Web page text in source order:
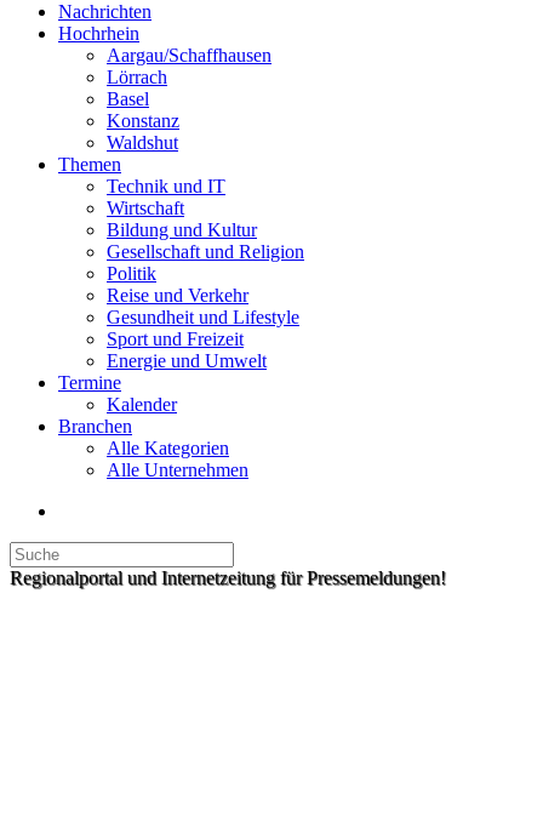
Nachrichten
Hochrhein
Aargau/Schaffhausen
Lörrach
Basel
Konstanz
Waldshut
Themen
Technik und IT
Wirtschaft
Bildung und Kultur
Gesellschaft und Religion
Politik
Reise und Verkehr
Gesundheit und Lifestyle
Sport und Freizeit
Energie und Umwelt
Termine
Kalender
Branchen
Alle Kategorien
Alle Unternehmen
Regionalportal und Internetzeitung für Pressemeldungen!